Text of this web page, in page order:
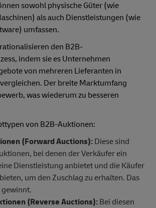
sowohl physische Güter (wie
als auch Dienstleistungen (wie
umfassen.
den B2B-
indem sie es Unternehmen
von mehreren Lieferanten in
Der breite Marktumfang
was wiederum zu besseren
von B2B-Auktionen:
(Forward Auctions): Diese sind
bei denen der Verkäufer ein
Dienstleistung anbietet und die Käufer
um den Zuschlag zu erhalten. Das
gewinnt.
(Reverse Auctions):Bei diesen